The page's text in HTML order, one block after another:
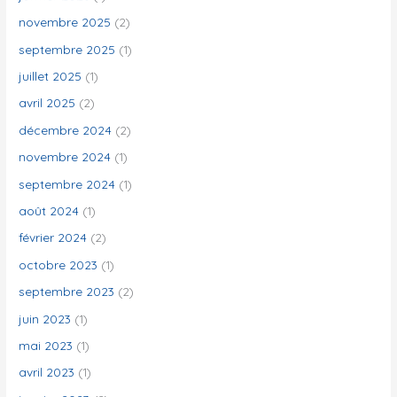
:
novembre 2025 (2)
septembre 2025 (1)
juillet 2025 (1)
avril 2025 (2)
décembre 2024 (2)
novembre 2024 (1)
septembre 2024 (1)
août 2024 (1)
février 2024 (2)
octobre 2023 (1)
septembre 2023 (2)
juin 2023 (1)
mai 2023 (1)
avril 2023 (1)